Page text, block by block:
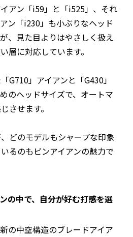
アン「i59」と「i525」、それ
ン「i230」も小ぶりなヘッド
、見た目よりはやさしく扱え
層に対応しています。
G710」アイアンと「G430」
のヘッドサイズで、オートマ
させます。
どのモデルもシャープな印象
るのもピンアイアンの魅力で
の中で、自分が好む打感を選
の中空構造のブレードアイア